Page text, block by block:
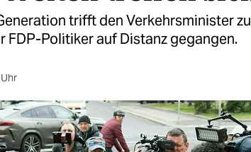
trifft den Verkehrsminister
FDP-Politiker auf Distanz gegangen.